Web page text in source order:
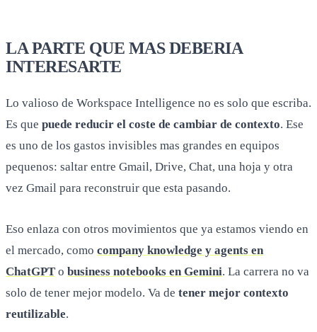
LA PARTE QUE MAS DEBERIA
INTERESARTE
Lo valioso de Workspace Intelligence no es solo que escriba.
Es que puede reducir el coste de cambiar de contexto. Ese
es uno de los gastos invisibles mas grandes en equipos
pequenos: saltar entre Gmail, Drive, Chat, una hoja y otra
vez Gmail para reconstruir que esta pasando.
Eso enlaza con otros movimientos que ya estamos viendo en
el mercado, como company knowledge y agents en
ChatGPT o business notebooks en Gemini. La carrera no va
solo de tener mejor modelo. Va de tener mejor contexto
reutilizable.